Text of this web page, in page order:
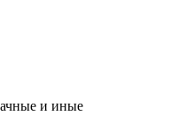
и иные